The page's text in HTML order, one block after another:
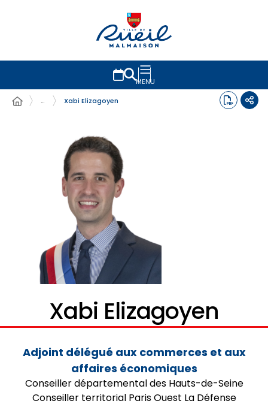
MENU
…
Xabi Elizagoyen
Xabi Elizagoyen
Adjoint délégué aux commerces et aux
affaires économiques
Conseiller départemental des Hauts-de-Seine
Conseiller territorial Paris Ouest La Défense